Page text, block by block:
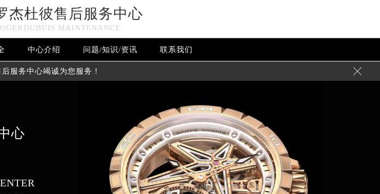
杰杜彼售后服务中心
MAINTENANCE
中心介绍 问题/知识/资讯 联系我们
服务中心竭诚为您服务！ 
心